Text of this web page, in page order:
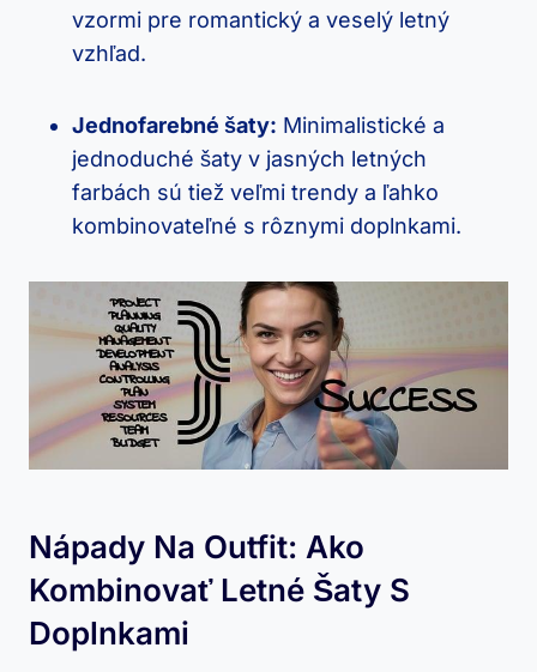
vzormi pre romantický a veselý letný
vzhľad.
Jednofarebné šaty: Minimalistické a
jednoduché šaty v jasných letných
farbách sú tiež veľmi trendy a ľahko
kombinovateľné s rôznymi doplnkami.
Nápady Na Outfit: Ako
Kombinovať Letné Šaty S
Doplnkami